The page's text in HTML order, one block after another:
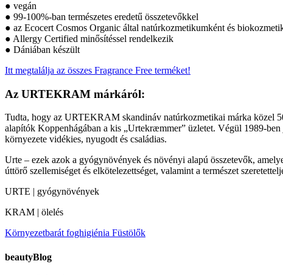
● vegán
● 99-100%-ban természetes eredetű összetevőkkel
● az Ecocert Cosmos Organic által natúrkozmetikumként és
● Allergy Certified minősítéssel rendelkezik
● Dániában készült
Itt megtalálja az összes Fragrance Free terméket!
Az URTEKRAM márkáról:
Tudta, hogy az URTEKRAM skandináv natúrkozmetikai márka közel
alapítók Koppenhágában a kis „Urtekræmmer” üzletet. Végül 1989-
környezete vidékies, nyugodt és családias.
Urte – ezek azok a gyógynövények és növényi alapú összetevők,
úttörő szellemiséget és elkötelezettséget, valamint a természet
URTE | gyógynövények
KRAM | ölelés
Környezetbarát foghigiénia Füstölők
beautyBlog